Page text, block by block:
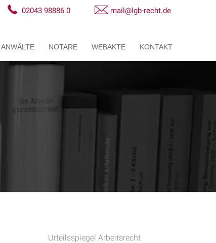
ANWÄLTE NOTARE WEBAKTE KONTAKT
02043 98886 0 mail@lgb-recht.de
Urteilsspiegel Arbeitsrecht